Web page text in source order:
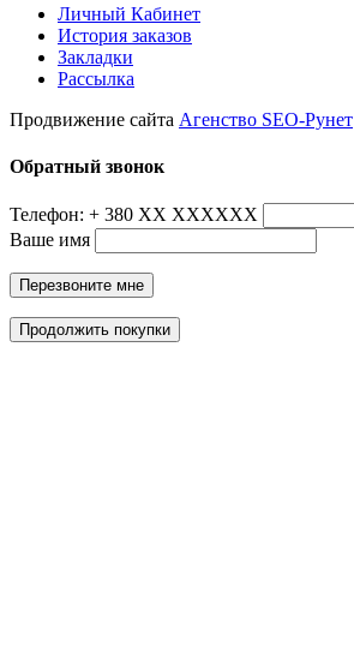
Личный Кабинет
История заказов
Закладки
Рассылка
Продвижение сайта Агенство SEO-Рунет
Обратный звонок
Телефон: + 380 ХХ ХХХХХХ
Ваше имя
Перезвоните мне
Продолжить покупки